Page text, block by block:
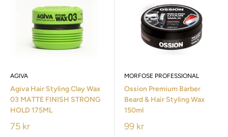
AGIVA
Agiva Hair Styling Clay Wax
03 MATTE FINISH STRONG
HOLD 175ML
75 kr
MORFOSE PROFESSIONAL
Ossion Premium Barber
Beard & Hair Styling Wax
150ml
99 kr